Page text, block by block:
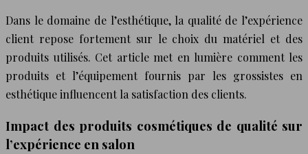
Dans le domaine de l’esthétique, la qualité de l’expérience
client repose fortement sur le choix du matériel et des
produits utilisés. Cet article met en lumière comment les
produits et l’équipement fournis par les grossistes en
esthétique influencent la satisfaction des clients.
Impact des produits cosmétiques de qualité sur
l’expérience en salon